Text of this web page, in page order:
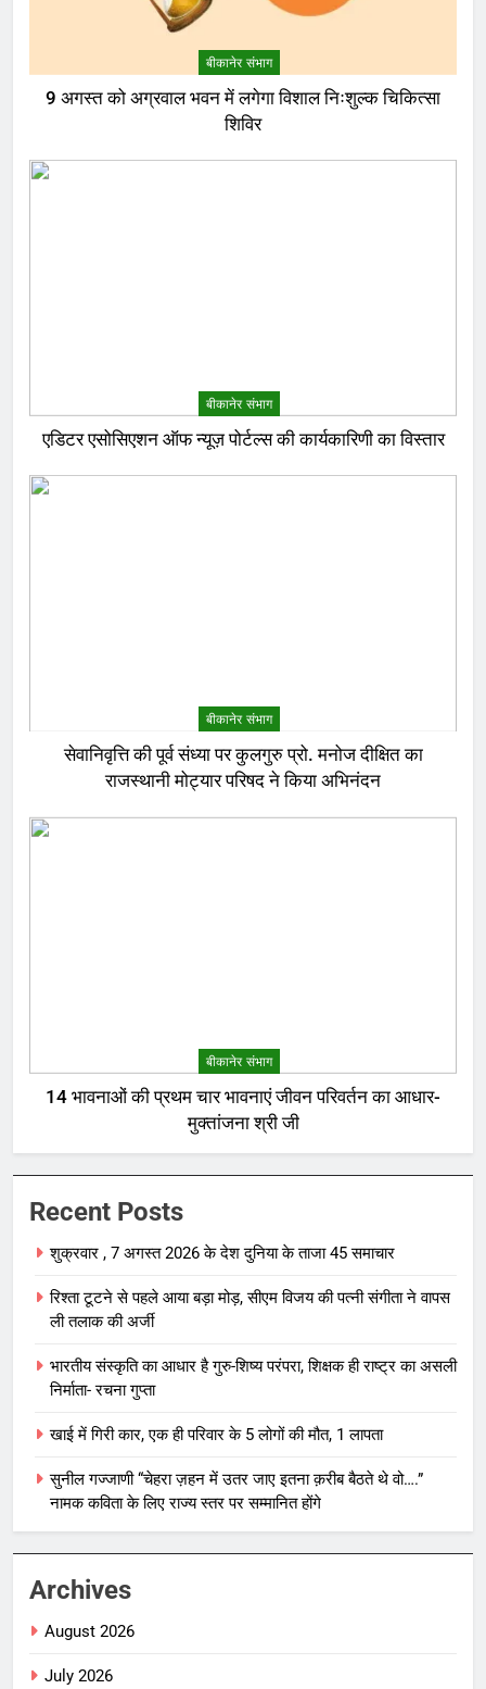
बीकानेर संभाग
9 अगस्त को अग्रवाल भवन में लगेगा विशाल निःशुल्क चिकित्सा
शिविर
बीकानेर संभाग
एडिटर एसोसिएशन ऑफ न्यूज़ पोर्टल्स की कार्यकारिणी का विस्तार
बीकानेर संभाग
सेवानिवृत्ति की पूर्व संध्या पर कुलगुरु प्रो. मनोज दीक्षित का
राजस्थानी मोट्यार परिषद ने किया अभिनंदन
बीकानेर संभाग
14 भावनाओं की प्रथम चार भावनाएं जीवन परिवर्तन का आधार-
मुक्तांजना श्री जी
Recent Posts
शुक्रवार , 7 अगस्त 2026 के देश दुनिया के ताजा 45 समाचार
रिश्ता टूटने से पहले आया बड़ा मोड़, सीएम विजय की पत्नी संगीता ने वापस
ली तलाक की अर्जी
भारतीय संस्कृति का आधार है गुरु-शिष्य परंपरा, शिक्षक ही राष्ट्र का असली
निर्माता- रचना गुप्ता
खाई में गिरी कार, एक ही परिवार के 5 लोगों की मौत, 1 लापता
सुनील गज्जाणी “चेहरा ज़हन में उतर जाए इतना क़रीब बैठते थे वो….”
नामक कविता के लिए राज्य स्तर पर सम्मानित होंगे
Archives
August 2026
July 2026